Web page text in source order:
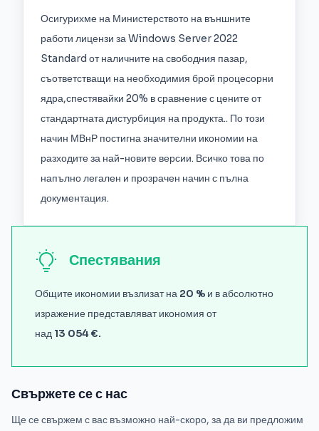
Осигурихме на Министерството на външните
работи лицензи за Windows Server 2022
Standard от наличните на свободния пазар,
съответстващи на необходимия брой процесорни
ядра,спестявайки 20% в сравнение с цените от
стандартната дистурбиция на продукта.. По този
начин МВнР постигна значителни икономии на
разходите за най-новите версии. Всичко това по
напълно легален и прозрачен начин с пълна
документация.
Спестявания
Общите икономии възлизат на 20 % и в абсолютно
изражение представляват икономия от
над 13 054 €.
Свържете се с нас
Ще се свържем с вас възможно най-скоро, за да ви предложим